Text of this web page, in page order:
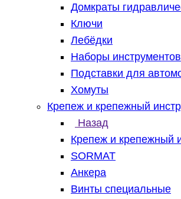
Домкраты
Ключи
Лебёдки
Наборы инструментов
Подставки для
Хомуты
Крепеж и крепежный
Назад
Крепеж и крепежный
SORMAT
Анкера
Винты специальные